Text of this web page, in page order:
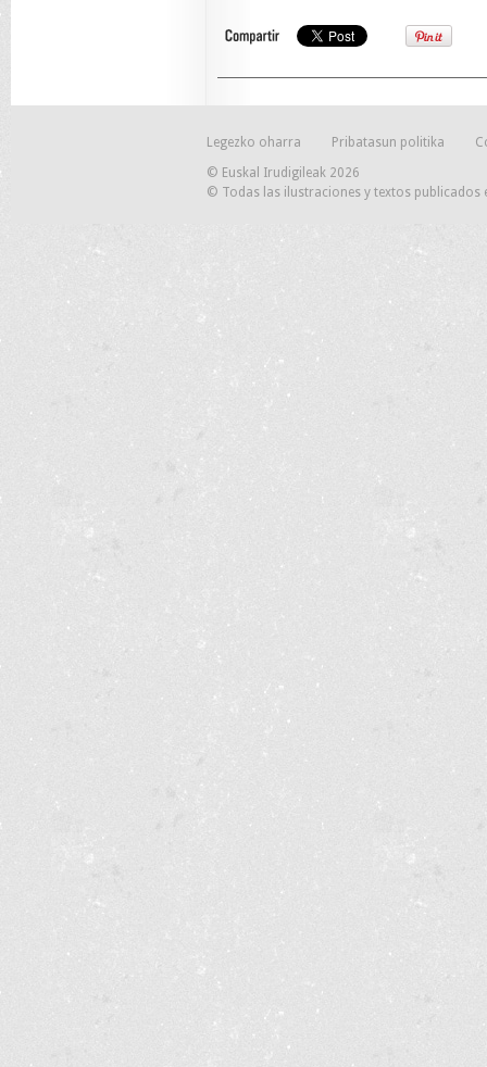
Legezko oharra Pribatasun politika
© Euskal Irudigileak 2026
© Todas las ilustraciones y textos publicados